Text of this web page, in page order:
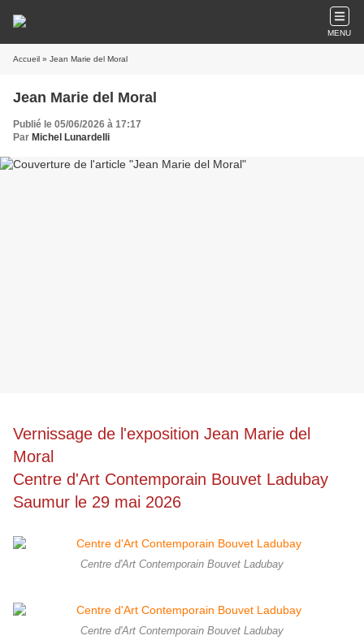
MENU
Accueil » Jean Marie del Moral
Jean Marie del Moral
Publié le 05/06/2026 à 17:17
Par Michel Lunardelli
Vernissage de l'exposition Jean Marie del
Moral
Centre d'Art Contemporain Bouvet Ladubay
Saumur le 29 mai 2026
Centre d'Art Contemporain Bouvet Ladubay
Centre d'Art Contemporain Bouvet Ladubay